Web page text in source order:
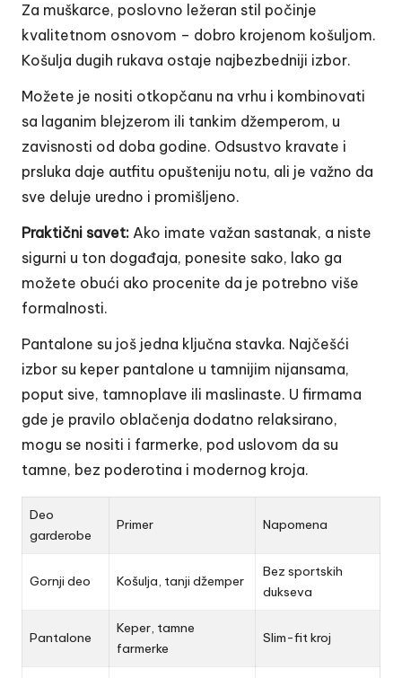
Za muškarce, poslovno ležeran stil počinje
kvalitetnom osnovom – dobro krojenom košuljom.
Košulja dugih rukava ostaje najbezbedniji izbor.
Možete je nositi otkopčanu na vrhu i kombinovati
sa laganim blejzerom ili tankim džemperom, u
zavisnosti od doba godine. Odsustvo kravate i
prsluka daje autfitu opušteniju notu, ali je važno da
sve deluje uredno i promišljeno.
Praktični savet: Ako imate važan sastanak, a niste
sigurni u ton događaja, ponesite sako, lako ga
možete obući ako procenite da je potrebno više
formalnosti.
Pantalone su još jedna ključna stavka. Najčešći
izbor su keper pantalone u tamnijim nijansama,
poput sive, tamnoplave ili maslinaste. U firmama
gde je pravilo oblačenja dodatno relaksirano,
mogu se nositi i farmerke, pod uslovom da su
tamne, bez poderotina i modernog kroja.
Deo
garderobe
Primer Napomena
Gornji deo Košulja, tanji džemper
Bez sportskih
dukseva
Pantalone
Keper, tamne
farmerke
Slim-fit kroj